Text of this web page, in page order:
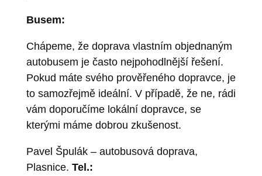
Busem:
Chápeme, že doprava vlastním objednaným
autobusem je často nejpohodlnější řešení.
Pokud máte svého prověřeného dopravce, je
to samozřejmě ideální. V případě, že ne, rádi
vám doporučíme lokální dopravce, se
kterými máme dobrou zkušenost.
Pavel Špulák – autobusová doprava,
Plasnice. Tel.: